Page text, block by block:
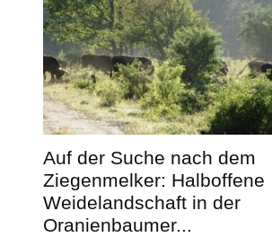
Auf der Suche nach dem
Ziegenmelker: Halboffene
Weidelandschaft in der
Oranienbaumer...